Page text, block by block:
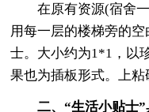
在原有资源(宿舍一
用每一层的楼梯旁的
士。大小约为1*1，以
果也为插板形式。上粘
二、“生活小贴士